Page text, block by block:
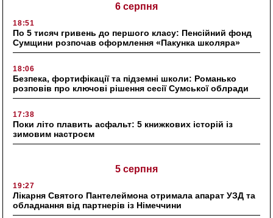
6 серпня
18:51
По 5 тисяч гривень до першого класу: Пенсійний фонд
Сумщини розпочав оформлення «Пакунка школяра»
18:06
Безпека, фортифікації та підземні школи: Романько
розповів про ключові рішення сесії Сумської облради
17:38
Поки літо плавить асфальт: 5 книжкових історій із
зимовим настроєм
5 серпня
19:27
Лікарня Святого Пантелеймона отримала апарат УЗД та
обладнання від партнерів із Німеччини